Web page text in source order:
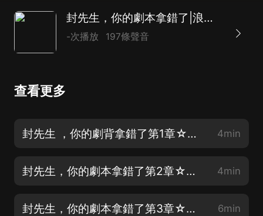
封先生，你的劇本拿錯了|浪漫言情|霸道總裁|精品AI多播
-次播放 197條聲音
查看更多
封先生 ，你的劇背拿錯了第1章☆賤人我來收 4min
封先生，你的劇本拿錯了第2章☆想要他的命 4min
封先生，你的劇本拿錯了第3章☆你要對我負責 v 6min